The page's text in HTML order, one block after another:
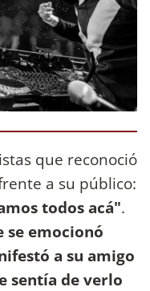
que reconoció
a su público:
todos acá".
se emocionó
a su amigo
sentía de verlo